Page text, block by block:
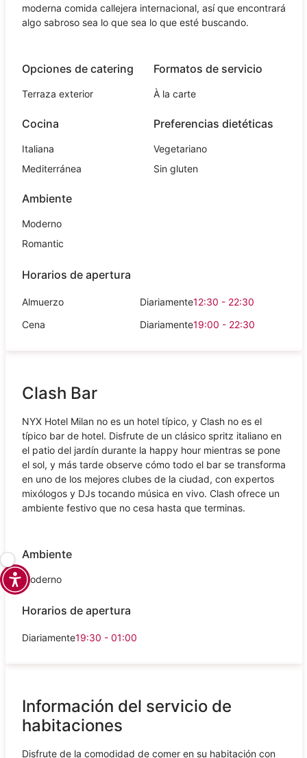
moderna comida callejera internacional, así que encontrará
algo sabroso sea lo que sea lo que esté buscando.
Opciones de catering
Terraza exterior
Formatos de servicio
À la carte
Cocina
Italiana
Mediterránea
Preferencias dietéticas
Vegetariano
Sin gluten
Ambiente
Moderno
Romantic
Horarios de apertura
Almuerzo Diariamente12:30 - 22:30
Cena
Diariamente19:00 - 22:30
Clash Bar
NYX Hotel Milan no es un hotel típico, y Clash no es el
típico bar de hotel. Disfrute de un clásico spritz italiano en
el patio del jardín durante la happy hour mientras se pone
el sol, y más tarde observe cómo todo el bar se transforma
en uno de los mejores clubes de la ciudad, con expertos
mixólogos y DJs tocando música en vivo. Clash ofrece un
ambiente festivo que no cesa hasta que terminas.
Ambiente
Moderno
Horarios de apertura
Diariamente19:30 - 01:00
Información del servicio de
habitaciones
Disfrute de la comodidad de comer en su habitación con